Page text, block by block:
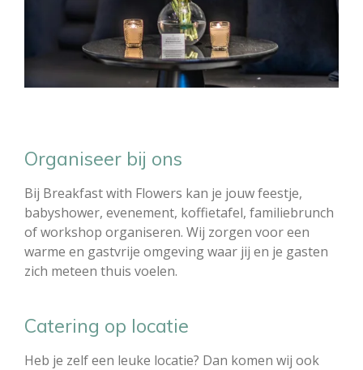
Organiseer bij ons
Bij Breakfast with Flowers kan je jouw feestje,
babyshower, evenement, koffietafel, familiebrunch
of workshop organiseren. Wij zorgen voor een
warme en gastvrije omgeving waar jij en je gasten
zich meteen thuis voelen.
Catering op locatie
Heb je zelf een leuke locatie? Dan komen wij ook